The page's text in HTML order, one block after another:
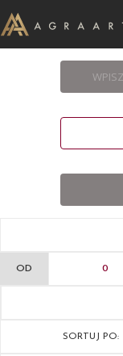
OD
SORTUJ PO: